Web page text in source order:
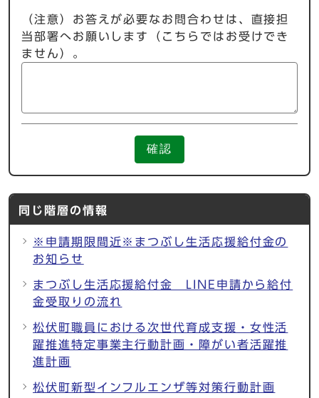
（注意）お答えが必要なお問合わせは、直接担
当部署へお願いします（こちらではお受けでき
ません）。
確認
同じ階層の情報
※申請期限間近※まつぶし生活応援給付金の
お知らせ
まつぶし生活応援給付金 LINE申請から給付
金受取りの流れ
松伏町職員における次世代育成支援・女性活
躍推進特定事業主行動計画・障がい者活躍推
進計画
松伏町新型インフルエンザ等対策行動計画